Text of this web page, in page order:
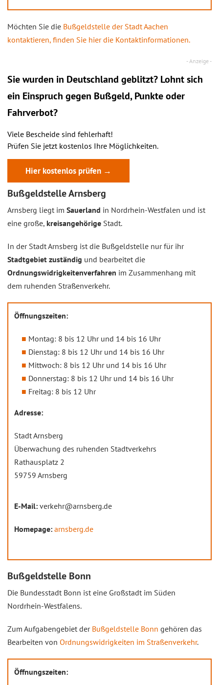
Möchten Sie die Bußgeldstelle der Stadt Aachen
kontaktieren, finden Sie hier die Kontaktinformationen.
Sie wurden in Deutschland geblitzt? Lohnt sich
ein Einspruch gegen Bußgeld, Punkte oder
Fahrverbot?
Viele Bescheide sind fehlerhaft!
Prüfen Sie jetzt kostenlos Ihre Möglichkeiten.
Hier kostenlos prüfen →
Bußgeldstelle Arnsberg
Arnsberg liegt im Sauerland in Nordrhein-Westfalen und ist
eine große, kreisangehörige Stadt.
In der Stadt Arnsberg ist die Bußgeldstelle nur für ihr
Stadtgebiet zuständig und bearbeitet die
Ordnungswidrigkeitenverfahren im Zusammenhang mit
dem ruhenden Straßenverkehr.
Öffnungszeiten:
Montag: 8 bis 12 Uhr und 14 bis 16 Uhr
Dienstag: 8 bis 12 Uhr und 14 bis 16 Uhr
Mittwoch: 8 bis 12 Uhr und 14 bis 16 Uhr
Donnerstag: 8 bis 12 Uhr und 14 bis 16 Uhr
Freitag: 8 bis 12 Uhr
Adresse:
Stadt Arnsberg
Überwachung des ruhenden Stadtverkehrs
Rathausplatz 2
59759 Arnsberg
E-Mail: verkehr@arnsberg.de
Homepage: arnsberg.de
Bußgeldstelle Bonn
Die Bundesstadt Bonn ist eine Großstadt im Süden
Nordrhein-Westfalens.
Zum Aufgabengebiet der Bußgeldstelle Bonn gehören das
Bearbeiten von Ordnungswidrigkeiten im Straßenverkehr.
Öffnungszeiten: